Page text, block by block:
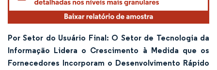
Por Setor do Usuário Final: O Setor de Tecnologia da
Informação Lidera o Crescimento à Medida que os
Fornecedores Incorporam o Desenvolvimento Rápido